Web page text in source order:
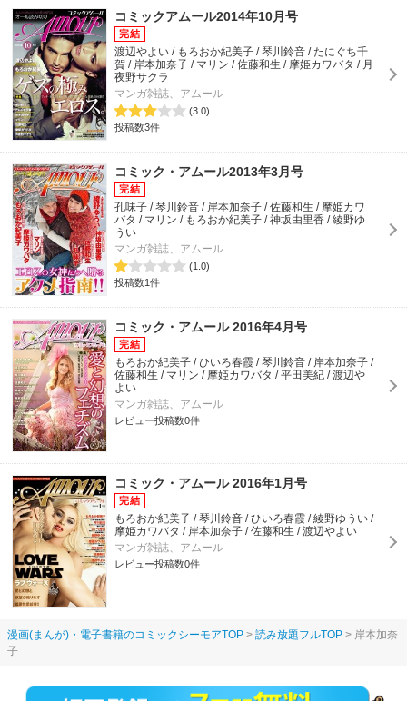
コミックアムール2014年10月号
渡辺やよい / もろおか紀美子 / 琴川鈴音 / たにぐち千
賀 / 岸本加奈子 / マリン / 佐藤和生 / 摩姫カワバタ / 月
夜野サクラ
マンガ雑誌、アムール
(3.0)
投稿数3件
コミック・アムール2013年3月号
孔味子 / 琴川鈴音 / 岸本加奈子 / 佐藤和生 / 摩姫カワ
バタ / マリン / もろおか紀美子 / 神坂由里香 / 綾野ゆ
うい
マンガ雑誌、アムール
(1.0)
投稿数1件
コミック・アムール 2016年4月号
もろおか紀美子 / ひいろ春霞 / 琴川鈴音 / 岸本加奈子 /
佐藤和生 / マリン / 摩姫カワバタ / 平田美紀 / 渡辺や
よい
マンガ雑誌、アムール
レビュー投稿数0件
コミック・アムール 2016年1月号
もろおか紀美子 / 琴川鈴音 / ひいろ春霞 / 綾野ゆうい /
摩姫カワバタ / 岸本加奈子 / 佐藤和生 / 渡辺やよい
マンガ雑誌、アムール
レビュー投稿数0件
漫画(まんが)・電子書籍のコミックシーモアTOP 読み放題フルTOP
岸本加奈
子